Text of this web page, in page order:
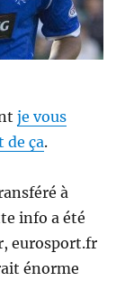
je vous
de ça.
à
info a été
eurosport.fr
énorme